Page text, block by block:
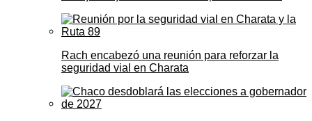
Rach encabezó una reunión para reforzar la
seguridad vial en Charata